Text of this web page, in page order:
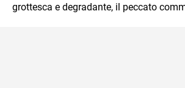
grottesca e degradante, il peccato